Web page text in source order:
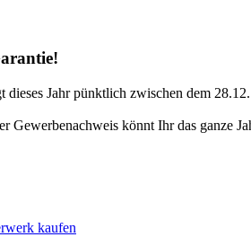
Jahr pünktlich zwischen dem
Gewerbenachweis könnt Ihr das ganze
kaufen